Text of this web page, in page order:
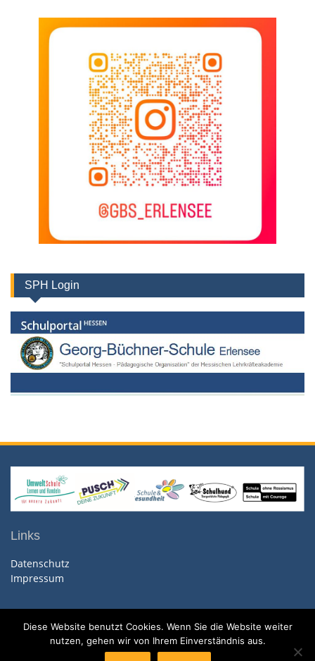
SPH Login
Links
Datenschutz
Impressum
Copyright. All rights reserved.
Diese Website benutzt Cookies. Wenn Sie die Website weiter
nutzen, gehen wir von Ihrem Einverständnis aus.